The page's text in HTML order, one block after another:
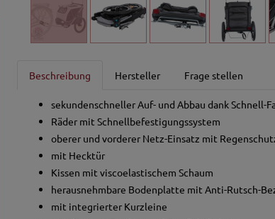
Beschreibung Hersteller Frage stellen
sekundenschneller Auf- und Abbau dank Schnell-
Räder mit Schnellbefestigungssystem
oberer und vorderer Netz-Einsatz mit
mit Hecktür
Kissen mit viscoelastischem Schaum
herausnehmbare Bodenplatte mit Anti-Rutsch-
mit integrierter Kurzleine